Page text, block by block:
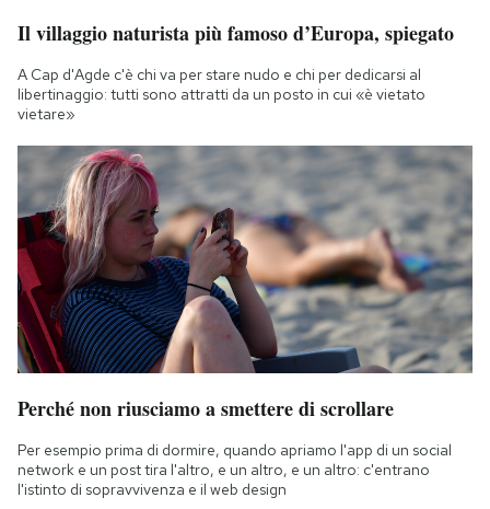
Il villaggio naturista più famoso d’Europa, spiegato
A Cap d'Agde c'è chi va per stare nudo e chi per dedicarsi al
libertinaggio: tutti sono attratti da un posto in cui «è vietato
vietare»
Perché non riusciamo a smettere di scrollare
Per esempio prima di dormire, quando apriamo l'app di un social
network e un post tira l'altro, e un altro, e un altro: c'entrano
l'istinto di sopravvivenza e il web design